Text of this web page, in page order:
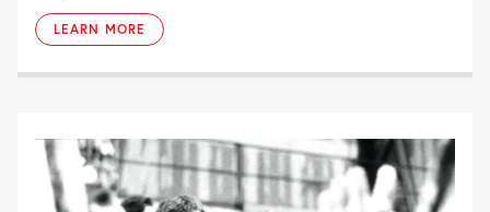
LEARN MORE